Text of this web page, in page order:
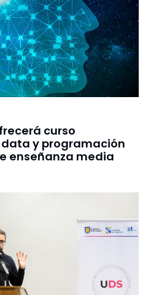
curso
y programación
enseñanza media